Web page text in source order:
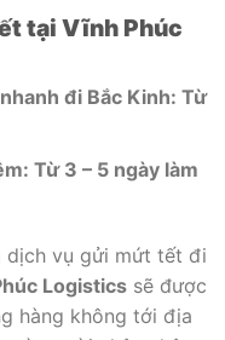
tại Vĩnh Phúc
đi Bắc Kinh: Từ
Từ 3 – 5 ngày làm
dịch vụ gửi mứt tết đi
Logistics sẽ được
hàng không tới địa